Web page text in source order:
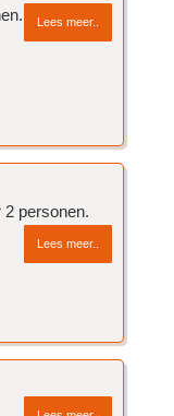
Lees meer..
2 personen.
Lees meer..